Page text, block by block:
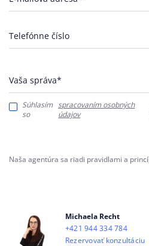
Michaela Recht
+421 944 334 784
Rezervovať konzultáciu
Telefónne číslo
Vaša správa*
Súhlasím
so
spracovaním osobných
údajov
Naša agentúra sa riadi pravidlami a